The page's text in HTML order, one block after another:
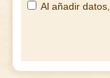
Al añadir